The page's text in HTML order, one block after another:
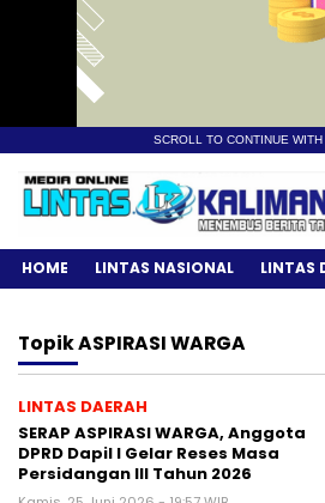
SCROLL TO CONTINUE
HOME LINTAS NASIONAL LINTAS
TopikASPIRASI WARGA
LINTAS DAERAH
SERAP ASPIRASI WARGA, Anggota
DPRD Dapil I Gelar Reses Masa
Persidangan III Tahun 2026